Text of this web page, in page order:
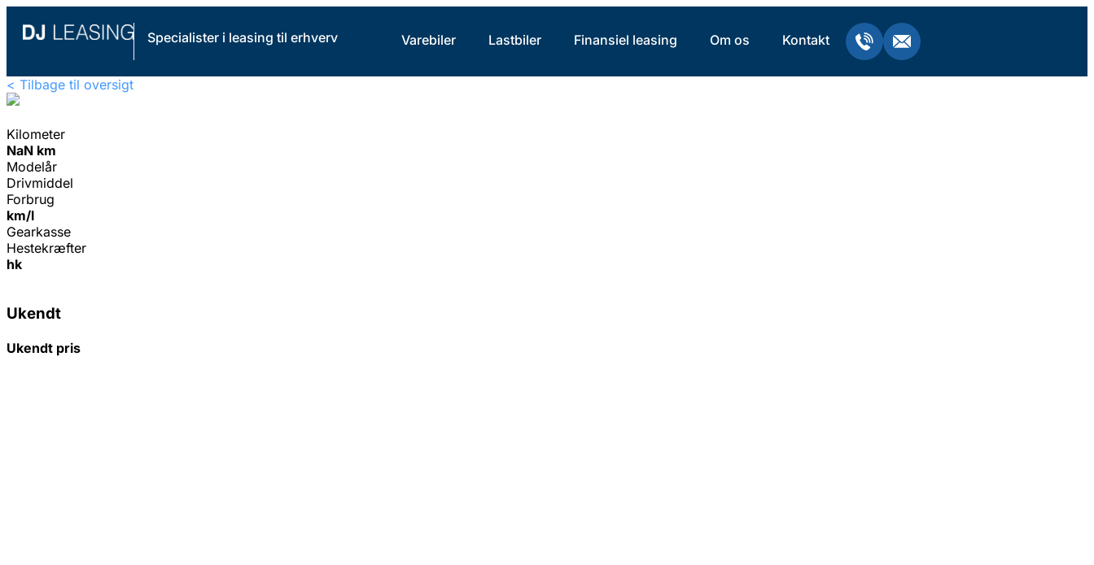
Specialister i leasing til erhverv Varebiler Lastbiler Finansiel leasing Om os Kontakt
< Tilbage til oversigt
Kilometer
NaN km
Modelår
Drivmiddel
Forbrug
km/l
Gearkasse
Hestekræfter
hk
Ukendt
Ukendt pris